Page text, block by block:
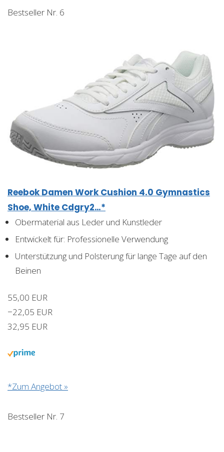
Bestseller Nr. 6
Reebok Damen Work Cushion 4.0 Gymnastics
Shoe, White Cdgry2…*
Obermaterial aus Leder und Kunstleder
Entwickelt für: Professionelle Verwendung
Unterstützung und Polsterung für lange Tage auf den
Beinen
55,00 EUR
−22,05 EUR
32,95 EUR
*Zum Angebot »
Bestseller Nr. 7